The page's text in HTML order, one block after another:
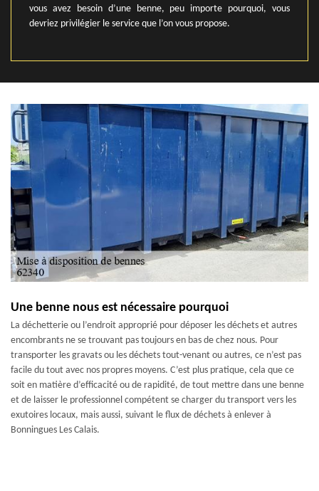
vous avez besoin d’une benne, peu importe pourquoi, vous
devriez privilégier le service que l’on vous propose.
Une benne nous est nécessaire pourquoi
La déchetterie ou l’endroit approprié pour déposer les déchets et autres
encombrants ne se trouvant pas toujours en bas de chez nous. Pour
transporter les gravats ou les déchets tout-venant ou autres, ce n’est pas
facile du tout avec nos propres moyens. C’est plus pratique, cela que ce
soit en matière d’efficacité ou de rapidité, de tout mettre dans une benne
et de laisser le professionnel compétent se charger du transport vers les
exutoires locaux, mais aussi, suivant le flux de déchets à enlever à
Bonningues Les Calais.